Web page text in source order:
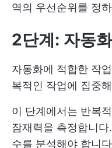
역의 우선순위를 정
2단계: 자동
자동화에 적합한 작
복적인 작업에 집중
이 단계에서는 반복
잠재력을 측정합니
수를 분석해야 합니